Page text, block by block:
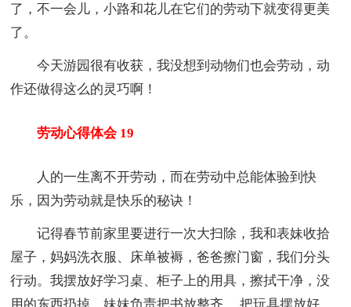
了，不一会儿，小路和花儿在它们的劳动下就变得更美
了。
今天游园很有收获，我没想到动物们也会劳动，动
作还做得这么的灵巧啊！
劳动心得体会 19
人的一生离不开劳动，而在劳动中总能体验到快
乐，因为劳动就是快乐的秘诀！
记得春节前家里要进行一次大扫除，我和表妹收拾
屋子，妈妈洗衣服、床单被褥，爸爸擦门窗，我们分头
行动。我摆放好学习桌、柜子上的用具，擦拭干净，没
用的东西扔掉，妹妹负责把书放整齐， 把玩具摆放好。